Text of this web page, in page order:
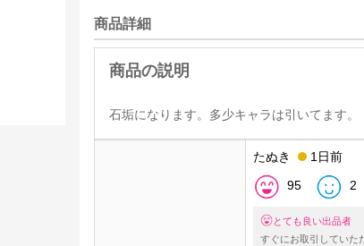
商品詳細
石垢になります。多少キャラは引いてます。
たぬき 1日前
95 2
とても良い出品者
すぐにお取引していた